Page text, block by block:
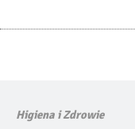
Higiena i Zdrowie